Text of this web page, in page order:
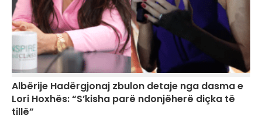
Albërije Hadërgjonaj zbulon detaje nga dasma e
Lori Hoxhës: “S’kisha parë ndonjëherë diçka të
tillë”